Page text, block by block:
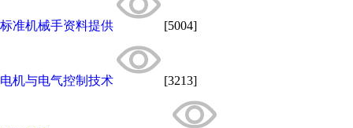
标准机械手资料提供 [5004]
电机与电气控制技术 [3213]